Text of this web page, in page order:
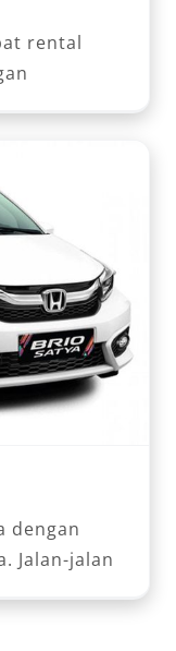
rental
dengan
Jalan-jalan